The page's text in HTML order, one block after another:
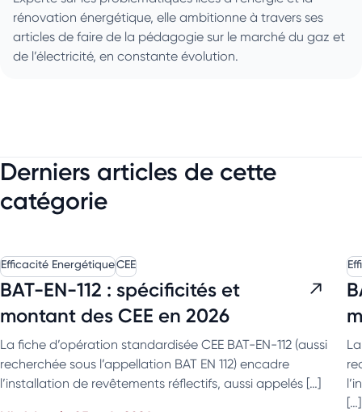
rénovation énergétique, elle ambitionne à travers ses
articles de faire de la pédagogie sur le marché du gaz et
de l’électricité, en constante évolution.
Derniers articles de cette
catégorie
Efficacité EnergétiqueCEE
BAT-EN-112 : spécificités et
montant des CEE en 2026
La fiche d’opération standardisée CEE BAT-EN-112 (aussi
recherchée sous l’appellation BAT EN 112) encadre
l’installation de revêtements réflectifs, aussi appelés […]
[…]